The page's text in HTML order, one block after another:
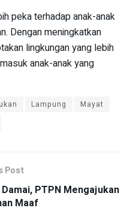
peka terhadap anak-anak
Dengan meningkatkan
lingkungan yang lebih
anak-anak yang
Lampung
Mayat
Post
PTPN Mengajukan
Maaf